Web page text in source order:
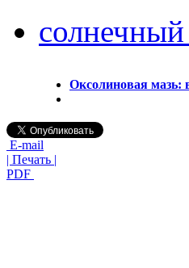
солнечный
Оксолиновая мазь:
E-mail
| Печать |
PDF